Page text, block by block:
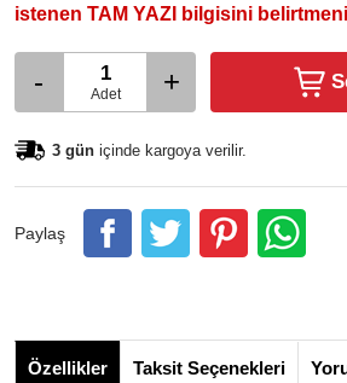
istenen TAM YAZI bilgisini
- Adet +
3 gün içinde kargoya verilir.
Paylaş
Özellikler Taksit Seçenekleri